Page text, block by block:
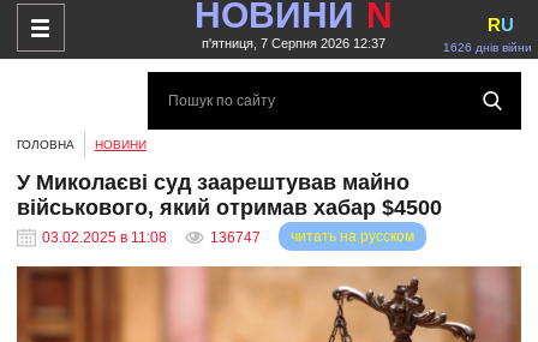
НОВИНИ N
п'ятниця, 7 Серпня 2026 12:37 1626 днів війни
RU
ГОЛОВНА НОВИНИ
У Миколаєві суд заарештував майно
військового, який отримав хабар $4500
03.02.2025 в 11:08 136747 читать на русском